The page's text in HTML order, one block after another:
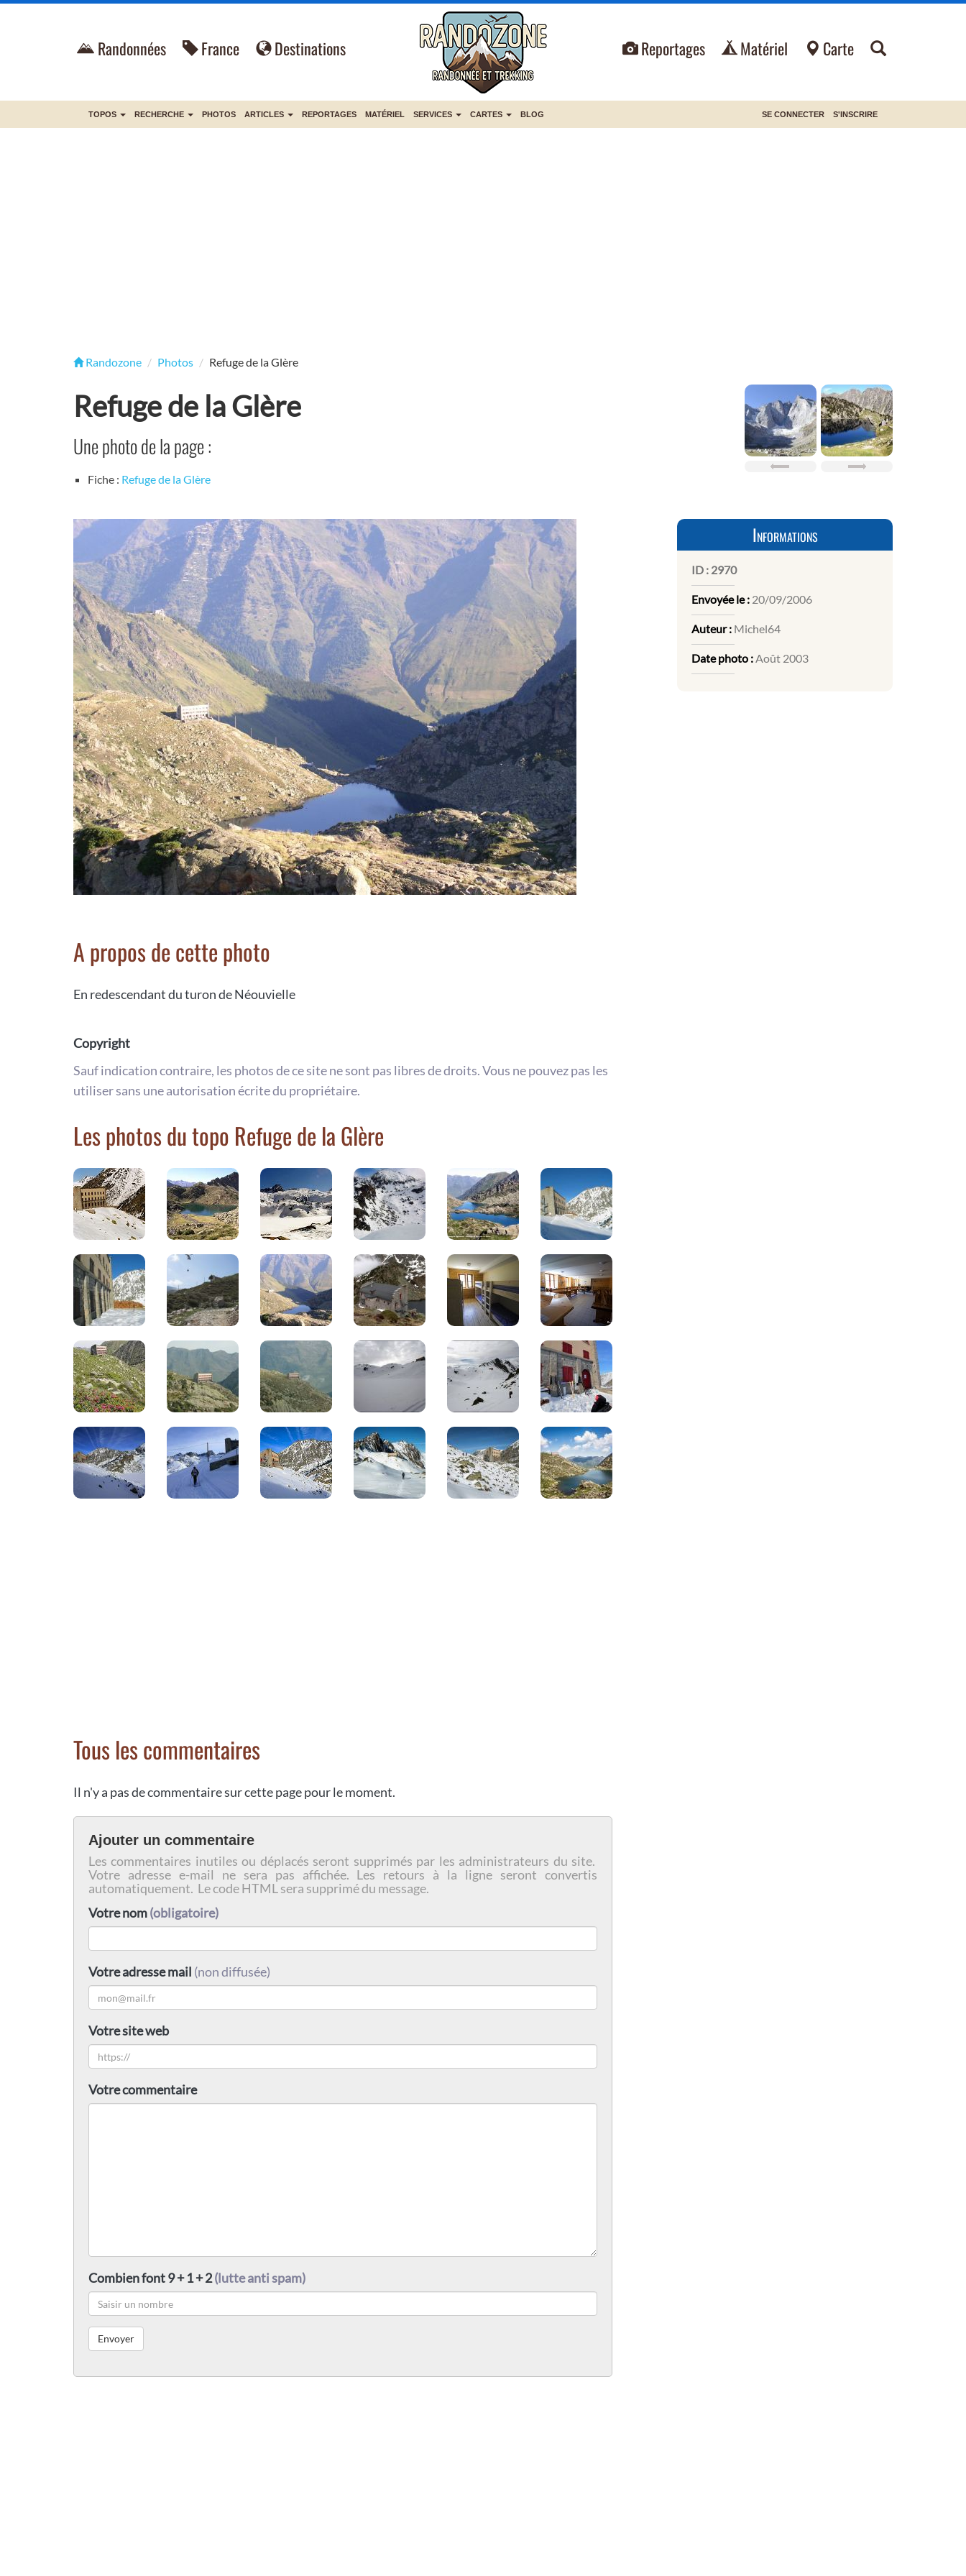
Randonnées France Destinations Reportages Matériel Carte
TOPOS RECHERCHE PHOTOS ARTICLES REPORTAGES MATÉRIEL SERVICES CARTES BLOG SE CONNECTER S'INSCRIRE
Randozone Photos Refuge de la Glère
Refuge de la Glère
Une photo de la page :
Fiche : Refuge de la Glère
A propos de cette photo
En redescendant du turon de Néouvielle
Copyright
Sauf indication contraire, les photos de ce site ne sont pas libres de droits. Vous ne pouvez pas les
utiliser sans une autorisation écrite du propriétaire.
Les photos du topo Refuge de la Glère
Tous les commentaires
Il n'y a pas de commentaire sur cette page pour le moment.
Ajouter un commentaire
Les commentaires inutiles ou déplacés seront supprimés par les administrateurs du site.
Votre adresse e-mail ne sera pas affichée. Les retours à la ligne seront convertis
automatiquement. Le code HTML sera supprimé du message.
Votre nom(obligatoire)
Votre adresse mail (non diffusée)
Votre site web
Votre commentaire
Combien font 9 + 1 + 2(lutte anti spam)
Informations
ID : 2970
Envoyée le : 20/09/2006
Auteur : Michel64
Date photo :Août 2003